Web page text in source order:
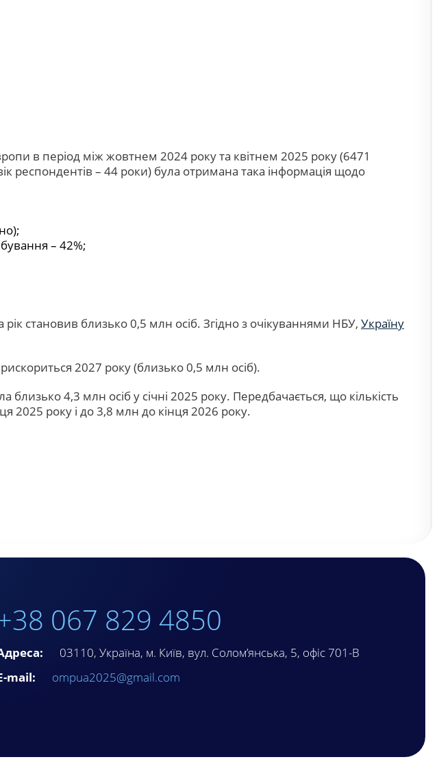
в період між жовтнем 2024 року та квітнем 2025 року (6471
респондентів – 44 роки) була отримана така інформація щодо
– 42%;
становив близько 0,5 млн осіб. Згідно з очікуваннями НБУ, Україну
2027 року (близько 0,5 млн осіб).
близько 4,3 млн осіб у січні 2025 року. Передбачається, що кількість
2025 року і до 3,8 млн до кінця 2026 року.
067 829 4850
03110, Україна, м. Київ, вул. Солом’янська, 5, офіс 701-В
mail:
ompua2025@gmail.com